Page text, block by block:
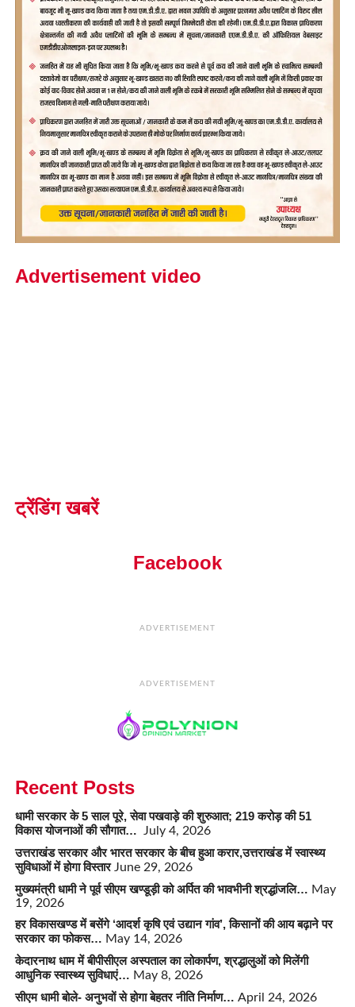
Advertisement video
ट्रेंडिंग खबरें
Facebook
ADVERTISEMENT
ADVERTISEMENT
Recent Posts
धामी सरकार के 5 साल पूरे, सेवा पखवाड़े की शुरुआत; 219 करोड़ की 51
विकास योजनाओं की सौगात…
July 4, 2026
उत्तराखंड सरकार और भारत सरकार के बीच हुआ करार,उत्तराखंड में स्वास्थ्य
सुविधाओं में होगा विस्तार June 29, 2026
मुख्यमंत्री धामी ने पूर्व सीएम खण्डूड़ी को अर्पित की भावभीनी श्रद्धांजलि… May
19, 2026
हर विकासखण्ड में बसेंगे ‘आदर्श कृषि एवं उद्यान गांव’, किसानों की आय बढ़ाने पर
सरकार का फोकस… May 14, 2026
केदारनाथ धाम में बीपीसीएल अस्पताल का लोकार्पण, श्रद्धालुओं को मिलेंगी
आधुनिक स्वास्थ्य सुविधाएं… May 8, 2026
सीएम धामी बोले- अनुभवों से होगा बेहतर नीति निर्माण… April 24, 2026